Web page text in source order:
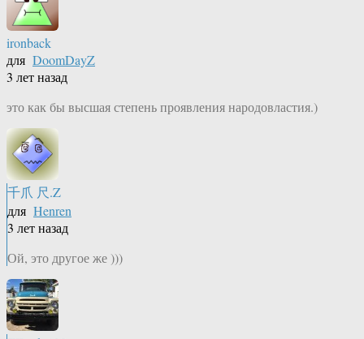
ironback
для DoomDayZ
3 лет назад
это как бы высшая степень проявления народовластия.)
千爪 尺.Z
для Henren
3 лет назад
Ой, это другое же )))